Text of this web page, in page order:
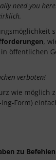
need you
,
öffentlichen
verboten!
wie möglich
ing-Form)
zu